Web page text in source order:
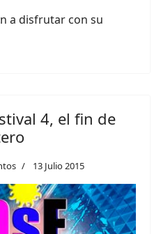
a disfrutar con su
4, el fin de
13 Julio 2015